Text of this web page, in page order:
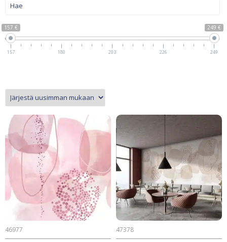
157 € 249 €
157 180 203 226 249
46977 47378